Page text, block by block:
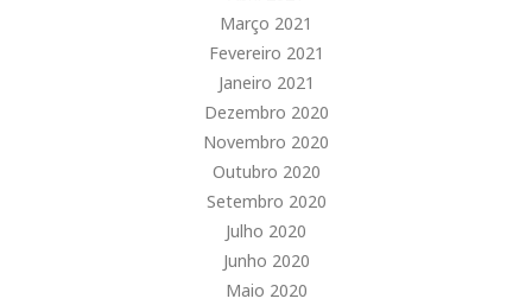
Março 2021
Fevereiro 2021
Janeiro 2021
Dezembro 2020
Novembro 2020
Outubro 2020
Setembro 2020
Julho 2020
Junho 2020
Maio 2020